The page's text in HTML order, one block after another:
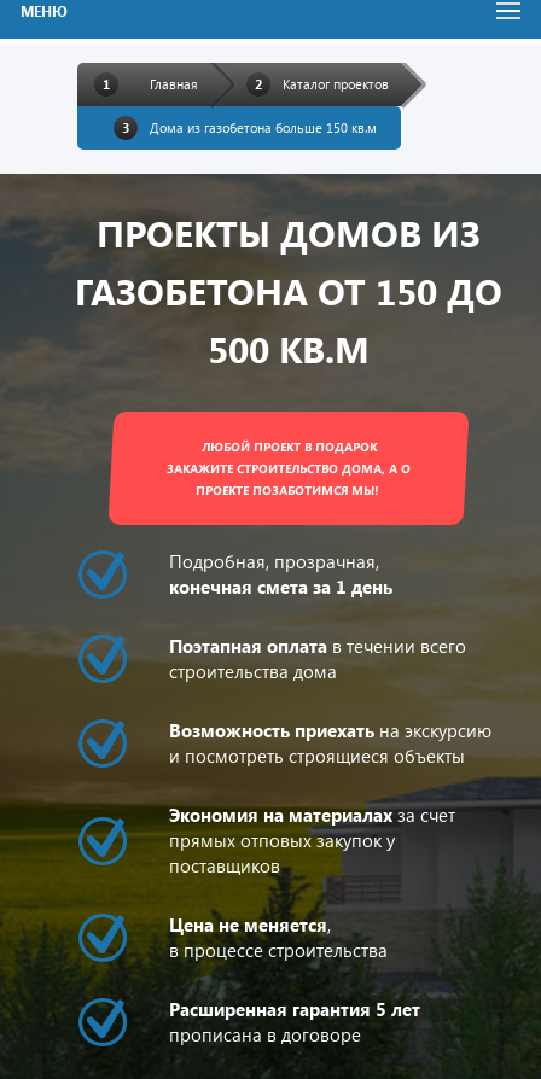
МЕНЮ
Главная Каталог проектов
Дома из газобетона больше 150 кв.м
ПРОЕКТЫ ДОМОВ ИЗ
ГАЗОБЕТОНА ОТ 150 ДО
500 КВ.М
ЛЮБОЙ ПРОЕКТ В ПОДАРОК
ЗАКАЖИТЕ СТРОИТЕЛЬСТВО ДОМА, А О
ПРОЕКТЕ ПОЗАБОТИМСЯ МЫ!
Подробная, прозрачная,
конечная смета за 1 день
Поэтапная оплата в течении всего
строительства дома
Возможность приехать на экскурсию
и посмотреть строящиеся объекты
Экономия на материалахза счет
прямых отповых закупок у
поставщиков
Цена не меняется,
в процессе строительства
Расширенная гарантия 5 лет
прописана в договоре